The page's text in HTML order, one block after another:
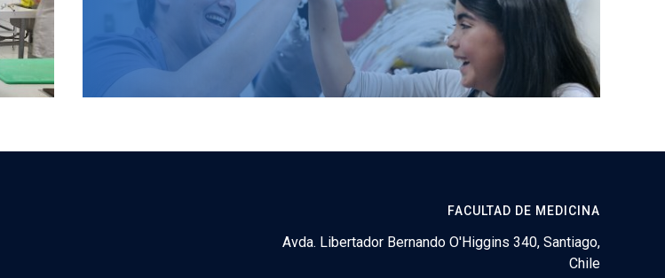
FACULTAD DE MEDICINA
Avda. Libertador Bernando O'Higgins 340, Santiago,
Chile